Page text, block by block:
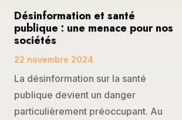
Désinformation et santé
publique : une menace pour nos
sociétés
22 novembre 2024
La désinformation sur la santé
publique devient un danger
particulièrement préoccupant. Au